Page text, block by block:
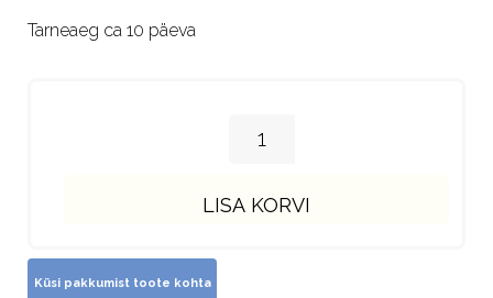
Tarneaeg ca 10 päeva
LISA KORVI